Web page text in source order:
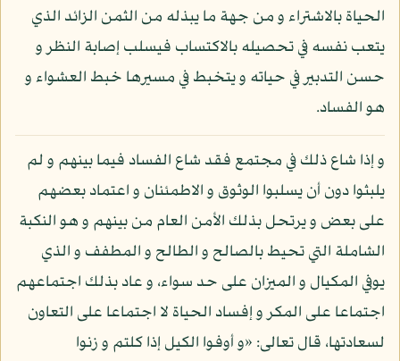
الحياة بالاشتراء و من جهة ما يبذله من الثمن الزائد الذي
يتعب نفسه في تحصيله بالاكتساب فيسلب إصابة النظر و
حسن التدبير في حياته و يتخبط في مسيرها خبط العشواء و
هو الفساد.
و إذا شاع ذلك في مجتمع فقد شاع الفساد فيما بينهم و لم
يلبثوا دون أن يسلبوا الوثوق و الاطمئنان و اعتماد بعضهم
على بعض و يرتحل بذلك الأمن العام من بينهم و هو النكبة
الشاملة التي تحيط بالصالح و الطالح و المطفف و الذي
يوفي المكيال و الميزان على حد سواء، و عاد بذلك اجتماعهم
اجتماعا على المكر و إفساد الحياة لا اجتماعا على التعاون
لسعادتها، قال تعالى: «و أوفوا الكيل إذا كلتم و زنوا